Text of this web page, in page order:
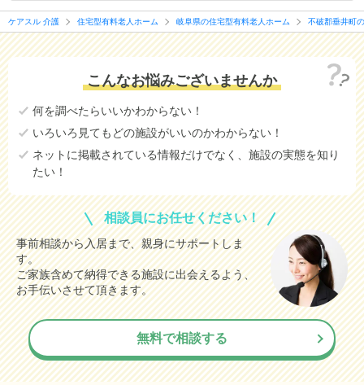
ケアスル 介護 住宅型有料老人ホーム 岐阜県の住宅型有料老人ホーム 不破郡垂井町
こんなお悩みございませんか
何を調べたらいいかわからない！
いろいろ見てもどの施設がいいのかわからない！
ネットに掲載されている情報だけでなく、施設の実態を知り
たい！
相談員にお任せください！
事前相談から入居まで、親身にサポートしま
す。
ご家族含めて納得できる施設に出会えるよう、
お手伝いさせて頂きます。
無料で相談する